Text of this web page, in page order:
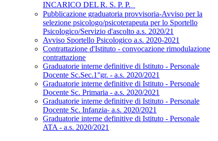
INCARICO DEL R. S. P. P.
Pubblicazione graduatoria provvisoria-Avviso per la
selezione psicologo/psicoterapeuta per lo Sportello
Psicologico/Servizio d'ascolto a.s. 2020/21
Avviso Sportello Psicologico a.s. 2020-2021
Contrattazione d'Istituto - convocazione rimodulazione
contrattazione
Graduatorie interne definitive di Istituto - Personale
Docente Sc.Sec.1°gr. - a.s. 2020/2021
Graduatorie interne definitive di Istituto - Personale
Docente Sc. Primaria - a.s. 2020/2021
Graduatorie interne definitive di Istituto - Personale
Docente Sc. Infanzia- a.s. 2020/2021
Graduatorie interne definitive di Istituto - Personale
ATA - a.s. 2020/2021